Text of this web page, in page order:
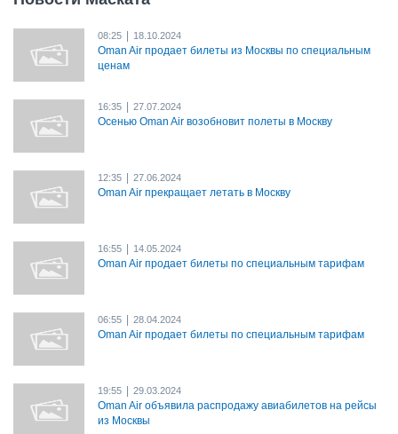
08:25 18.10.2024
Oman Air продает билеты из Москвы по специальным
ценам
16:35 27.07.2024
Осенью Oman Air возобновит полеты в Москву
12:35 27.06.2024
Oman Air прекращает летать в Москву
16:55 14.05.2024
Oman Air продает билеты по специальным тарифам
06:55 28.04.2024
Oman Air продает билеты по специальным тарифам
19:55 29.03.2024
Oman Air объявила распродажу авиабилетов на рейсы
из Москвы